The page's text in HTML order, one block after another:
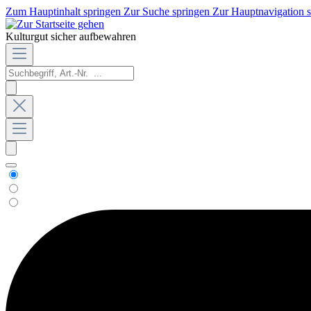
Zum Hauptinhalt springen Zur Suche springen Zur Hauptnavigation
Kulturgut sicher aufbewahren